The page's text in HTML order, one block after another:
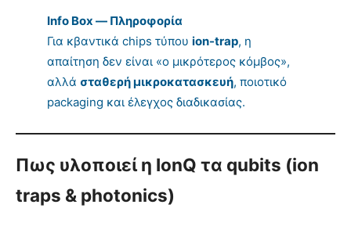
Info Box — Πληροφορία
Για κβαντικά chips τύπου ion-trap, η
απαίτηση δεν είναι «ο μικρότερος κόμβος»,
αλλά σταθερή μικροκατασκευή, ποιοτικό
packaging και έλεγχος διαδικασίας.
Πως υλοποιεί η IonQ τα qubits (ion
traps & photonics)